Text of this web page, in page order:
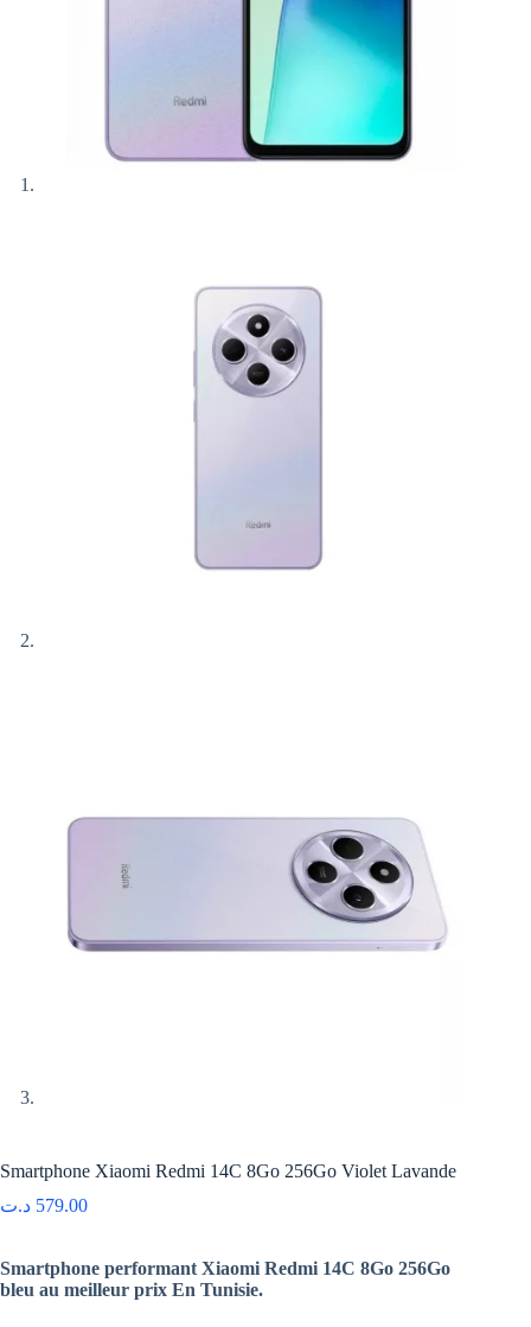
Smartphone Xiaomi Redmi 14C 8Go 256Go Violet Lavande
579.00 د.ت
Smartphone performant Xiaomi Redmi 14C 8Go 256Go
bleu au meilleur prix En Tunisie.